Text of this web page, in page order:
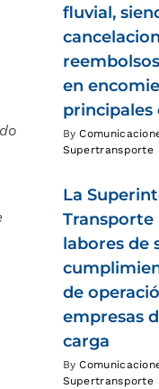
fluvial,
en
principales
By
Supertransporte
La
Transporte
labores de
de
empresas
carga
By
Supertransporte